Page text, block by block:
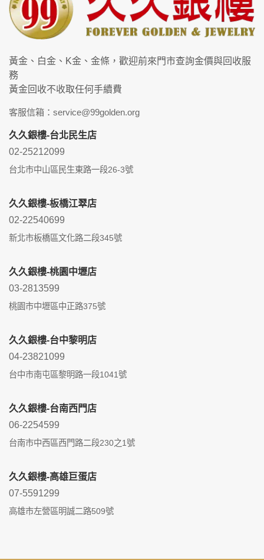
黃金、白金、K金、金條，歡迎前來門市查詢金價與回收服
務
黃金回收不收取任何手續費
客服信箱：service@99golden.org
久久銀樓-台北民生店
02-25212099
台北市中山區民生東路一段26-3號
久久銀樓-板橋江翠店
02-22540699
新北市板橋區文化路二段345號
久久銀樓-桃園中壢店
03-2813599
桃園市中壢區中正路375號
久久銀樓-台中黎明店
04-23821099
台中市南屯區黎明路一段1041號
久久銀樓-台南西門店
06-2254599
台南市中西區西門路二段230之1號
久久銀樓-高雄巨蛋店
07-5591299
高雄市左營區明誠二路509號